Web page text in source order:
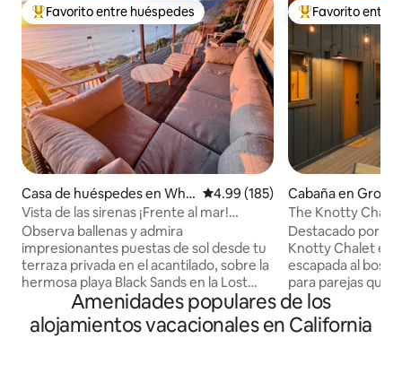
De los mejores en Favorito entre huéspedes
Favorito entre huéspedes
Casa de huéspedes en Whit
ethorn
Calificación promedio: 4.99 de
4.99 (185)
Vista de las sirenas ¡Frente al mar!
Hermoso Se admiten mascotas
Observa ballenas y admira
impresionantes puestas de sol desde tu
terraza privada en el acantilado, sobre la
hermosa playa Black Sands en la Lost
justo en el borde de los acantilados, con
una vista panorámica de todas las
De los mejores
Favorito entre
Cabaña en
The Knotty
Destacado por
Knotty Chalet es
escapada al
para parejas que
durante el día y la
Recorre los
Yosemite, luego
Amenidades populares de los
alojamientos vacacionales en California